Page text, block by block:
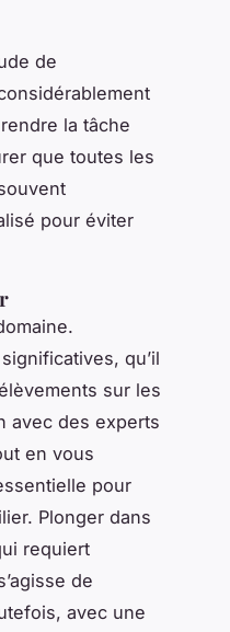
de
la tâche
que toutes les
pour éviter
significatives, qu’il
sur les
avec des experts
en vous
pour
Plonger dans
requiert
de
avec une